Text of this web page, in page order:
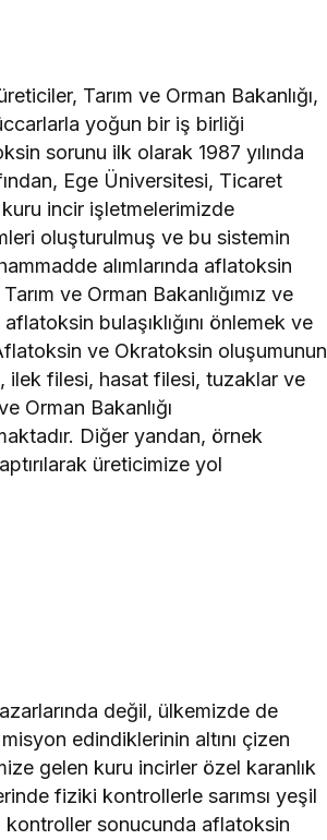
Tarım ve Orman Bakanlığı,
yoğun bir iş birliği
sorunu ilk olarak 1987 yılında
Ege Üniversitesi, Ticaret
kuru incir işletmelerimizde
oluşturulmuş ve bu sistemin
alımlarında aflatoksin
ve Orman Bakanlığımız ve
bulaşıklığını önlemek ve
ve Okratoksin oluşumunun
ilek filesi, hasat filesi, tuzaklar ve
Orman Bakanlığı
Diğer yandan, örnek
üreticimize yol
değil, ülkemizde de
edindiklerinin altını çizen
gelen kuru incirler özel karanlık
fiziki kontrollerle sarımsı yeşil
kontroller sonucunda aflatoksin